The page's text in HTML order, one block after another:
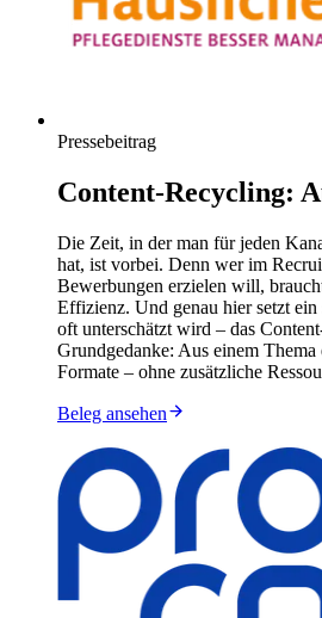
Pressebeitrag
Content-Recycling:
Die Zeit, in der man für jeden
hat, ist vorbei. Denn wer im
Bewerbungen erzielen will,
Effizienz. Und genau hier setzt ein
oft unterschätzt wird – das
Grundgedanke: Aus einem Thema
Formate – ohne zusätzliche
Beleg ansehen